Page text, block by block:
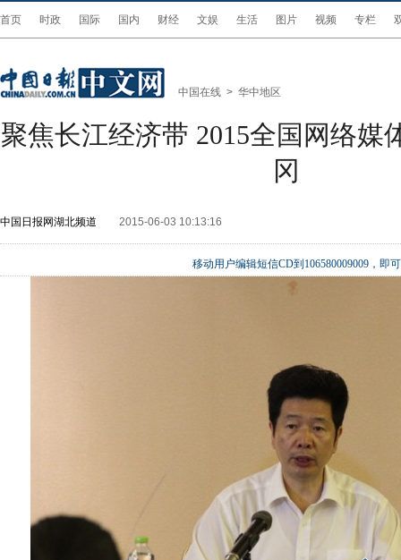
首页 时政 国际 国内 财经 文娱 生活 图片 视频 专栏
中国在线 > 华中地区
聚焦长江经济带 2015全国网络媒
冈
中国日报网湖北频道 2015-06-03 10:13:16
移动用户编辑短信CD到106580009009，即